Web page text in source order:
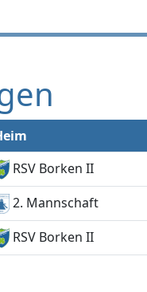
RSV Borken II
2. Mannschaft
RSV Borken II